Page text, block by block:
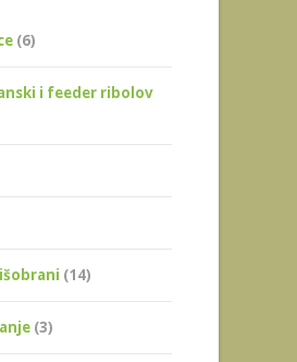
(6)
i feeder ribolov
(14)
(3)